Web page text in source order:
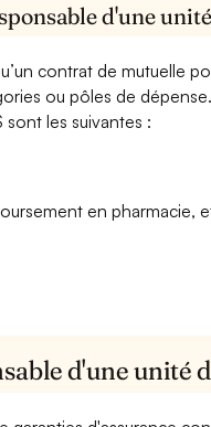
d'une
contrat de mutuelle
ou pôles de
sont les suivantes :
en pharmacie,
d'une unité